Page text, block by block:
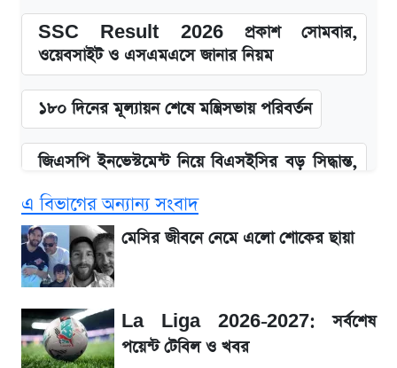
SSC Result 2026 প্রকাশ সোমবার,
ওয়েবসাইট ও এসএমএসে জানার নিয়ম
১৮০ দিনের মূল্যায়ন শেষে মন্ত্রিসভায় পরিবর্তন
জিএসপি ইনভেস্টমেন্ট নিয়ে বিএসইসির বড় সিদ্ধান্ত,
উত্থান-পতনের দোলাচলে শেয়ারবাজার, লেনদেনের
শীর্ষে যে ১০ কোম্পানি
আগে দেখে নিন, আজকের সোনার নতুন দাম
এ বিভাগের অন্যান্য সংবাদ
মেসির জীবনে নেমে এলো শোকের ছায়া
La Liga 2026-2027: সর্বশেষ
পয়েন্ট টেবিল ও খবর